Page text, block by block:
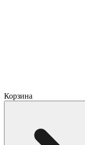
Корзина